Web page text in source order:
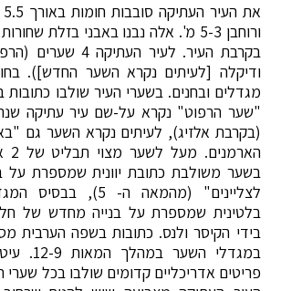
ורוחבן 5-3 מ'. אלה נבנו באבני בזלת
בקרבת העיר. לעיר
מגדלים ובחנים. בשערי העיר שולבו כתובות
"שער הרפוט" נקרא על-שם עיר עתיקה
(בקרבת אלזיג), לעיתים נקרא השער גם
בשער משולבת כתובת יוונית שמספרת על
לצליינים" (מהמאה ה-
בלטינית שמספרת על בנייה מחדש של
בידי הקיסר ולנס. כתובות בשפה הערבית
במגדלי
פריטים אדריכליים קדומים שולבו בכל שערי